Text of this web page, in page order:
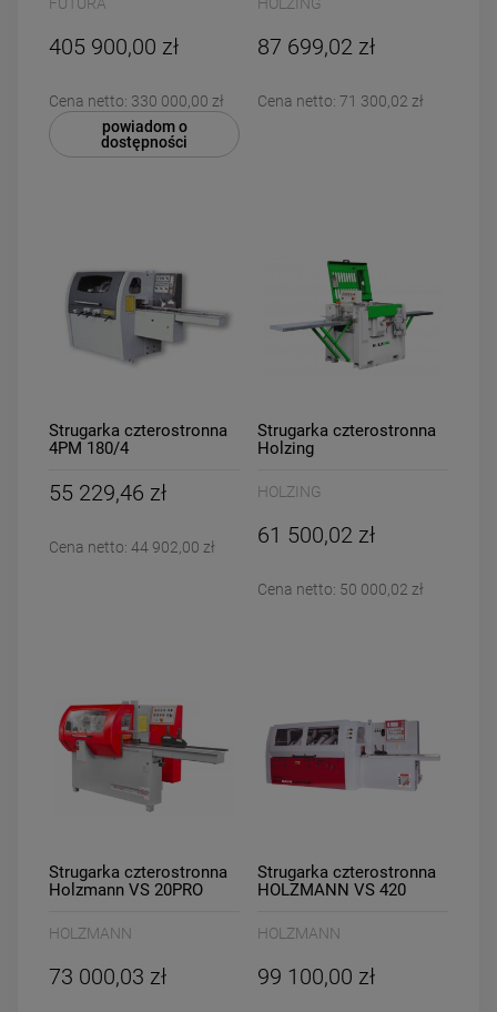
PROGRAM 4+2 GÓRNA+2
DOLNA
FUTURA
405 900,00 zł
Cena netto: 330 000,00 zł
powiadom o
dostępności
HOLZING
87 699,02 zł
Cena netto: 71 300,02 zł
Strugarka czterostronna
4PM 180/4
55 229,46 zł
Cena netto: 44 902,00 zł
Strugarka czterostronna
Holzing
HOLZING
61 500,02 zł
Cena netto: 50 000,02 zł
Strugarka czterostronna
Holzmann VS 20PRO
HOLZMANN
73 000,03 zł
Strugarka czterostronna
HOLZMANN VS 420
HOLZMANN
99 100,00 zł